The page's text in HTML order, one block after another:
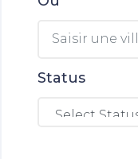
Status